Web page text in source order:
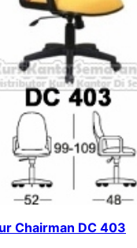
Chairman DC 403